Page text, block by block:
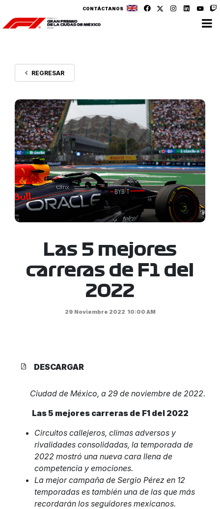
CONTÁCTANOS
REGRESAR
Las 5 mejores
carreras de F1 del
2022
29 Noviembre 2022 10:00 AM
DESCARGAR
Ciudad de México, a 29 de noviembre de 2022.
Las 5 mejores carreras de F1 del 2022
Circuitos callejeros, climas adversos y
rivalidades consolidadas, la temporada de
2022 mostró una nueva cara llena de
competencia y emociones.
La mejor campaña de Sergio Pérez en 12
temporadas es también una de las que más
recordarán los seguidores mexicanos.